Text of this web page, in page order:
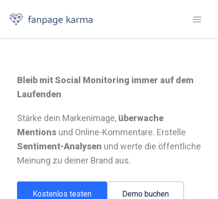
Inhalt
Bleib mit Social Monitoring immer auf dem
Laufenden
Stärke dein Markenimage, überwache
Mentions und Online-Kommentare. Erstelle
Sentiment-Analysen und werte die öffentliche
Meinung zu deiner Brand aus.
Kostenlos testen Demo buchen